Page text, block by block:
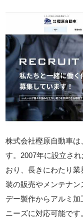
株式会社樫原自動車
す。2007年に設立さ
おり、長きにわたり
装の販売やメンテナ
デー製作からアルミ
ニーズに対応可能です